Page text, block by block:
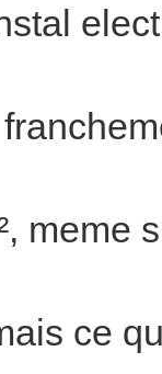
meme
ce